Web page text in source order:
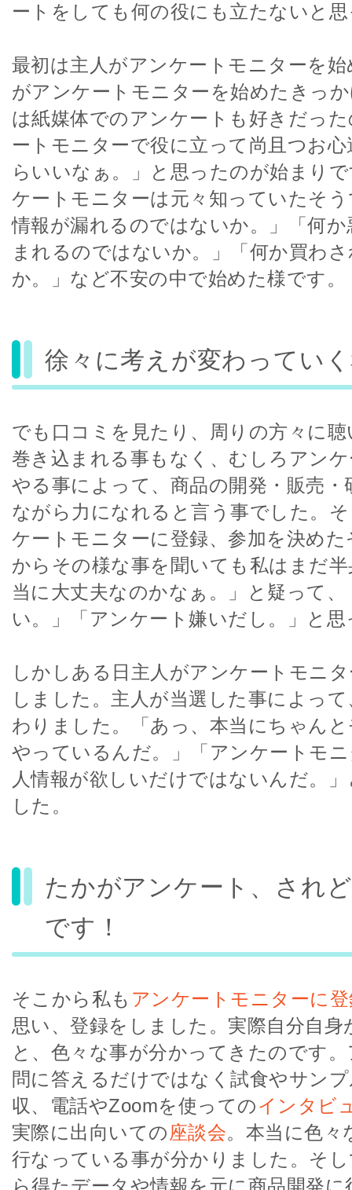
ートをしても何の役にも立たないと
最初は主人がアンケートモニターを
がアンケートモニターを始めたきっ
は紙媒体でのアンケートも好きだっ
ートモニターで役に立って尚且つお
らいいなぁ。」と思ったのが始まり
ケートモニターは元々知っていたそ
情報が漏れるのではないか。」「何
まれるのではないか。」「何か買わ
か。」など不安の中で始めた様です。
徐々に考えが変わってい
でも口コミを見たり、周りの方々に
巻き込まれる事もなく、むしろアン
やる事によって、商品の開発・販売・
ながら力になれると言う事でした。
ケートモニターに登録、参加を決め
からその様な事を聞いても私はまだ
当に大丈夫なのかなぁ。」と疑って
い。」「アンケート嫌いだし。」と
しかしある日主人がアンケートモニ
しました。主人が当選した事によっ
わりました。「あっ、本当にちゃん
やっているんだ。」「アンケートモ
人情報が欲しいだけではないんだ。
した。
たかがアンケート、され
です！
そこから私も アンケートモニターに
思い、登録をしました。実際自分自身
と、色々な事が分かってきたのです
問に答えるだけではなく試食やサン
収、電話やZoomを使ってのインタビ
実際に出向いての座談会。本当に色々
行なっている事が分かりました。そ